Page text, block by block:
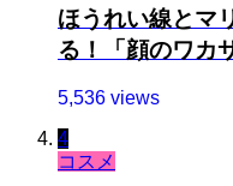
ほうれい線とマ
る！「顔のワカ
5,536 views
4
コスメ